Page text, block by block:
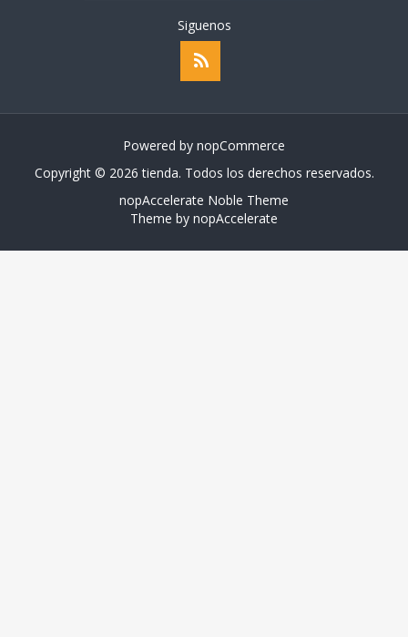
Siguenos
Powered by nopCommerce
Copyright © 2026 tienda. Todos los derechos reservados.
nopAccelerate Noble Theme
Theme by nopAccelerate